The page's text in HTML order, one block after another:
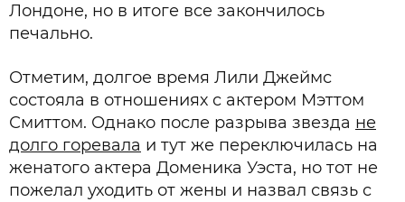
Лондоне, но в итоге все закончилось
печально.
Отметим, долгое время Лили Джеймс
состояла в отношениях с актером Мэттом
Смиттом. Однако после разрыва звезда не
долго горевала и тут же переключилась на
женатого актера Доменика Уэста, но тот не
пожелал уходить от жены и назвал связь с